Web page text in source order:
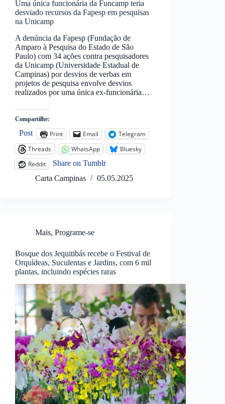
Uma única funcionária da Funcamp teria
desviado recursos da Fapesp em pesquisas
na Unicamp
A denúncia da Fapesp (Fundação de
Amparo à Pesquisa do Estado de São
Paulo) com 34 ações contra pesquisadores
da Unicamp (Universidade Estadual de
Campinas) por desvios de verbas em
projetos de pesquisa envolve desvios
realizados por uma única ex-funcionária…
Compartilhe:
Post Print Email
Telegram
Threads
WhatsApp
Bluesky
Reddit
Share on Tumblr
Carta Campinas
05.05.2025
Mais, Programe-se
Bosque dos Jequitibás recebe o Festival de
Orquídeas, Suculentas e Jardins, com 6 mil
plantas, incluindo espécies raras